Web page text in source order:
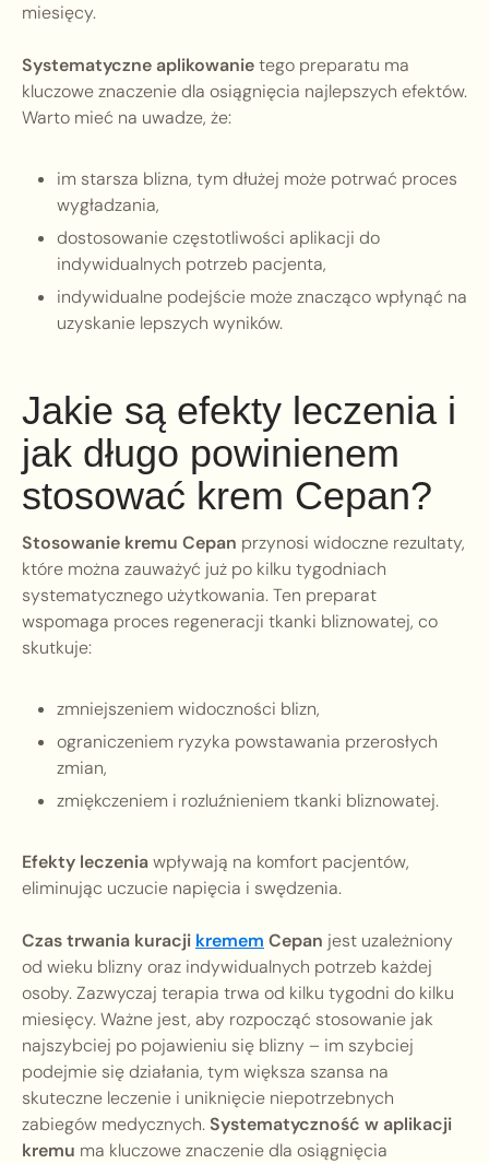
miesięcy.
Systematyczne aplikowanietego preparatu ma
kluczowe znaczenie dla osiągnięcia najlepszych efektów.
Warto mieć na uwadze, że:
im starsza blizna, tym dłużej może potrwać proces
wygładzania,
dostosowanie częstotliwości aplikacji do
indywidualnych potrzeb pacjenta,
indywidualne podejście może znacząco wpłynąć na
uzyskanie lepszych wyników.
Jakie są efekty leczenia i
jak długo powinienem
stosować krem Cepan?
Stosowanie kremu Cepan przynosi widoczne rezultaty,
które można zauważyć już po kilku tygodniach
systematycznego użytkowania. Ten preparat
wspomaga proces regeneracji tkanki bliznowatej, co
skutkuje:
zmniejszeniem widoczności blizn,
ograniczeniem ryzyka powstawania przerosłych
zmian,
zmiękczeniem i rozluźnieniem tkanki bliznowatej.
Efekty leczeniawpływają na komfort pacjentów,
eliminując uczucie napięcia i swędzenia.
Czas trwania kuracji kremem Cepan jest uzależniony
od wieku blizny oraz indywidualnych potrzeb każdej
osoby. Zazwyczaj terapia trwa od kilku tygodni do kilku
miesięcy. Ważne jest, aby rozpocząć stosowanie jak
najszybciej po pojawieniu się blizny – im szybciej
podejmie się działania, tym większa szansa na
skuteczne leczenie i uniknięcie niepotrzebnych
zabiegów medycznych.Systematyczność w aplikacji
kremu ma kluczowe znaczenie dla osiągnięcia